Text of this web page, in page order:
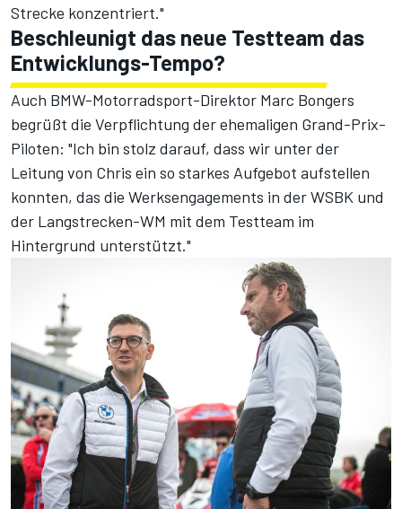
Strecke konzentriert."
Beschleunigt das neue Testteam das
Entwicklungs-Tempo?
Auch BMW-Motorradsport-Direktor Marc Bongers
begrüßt die Verpflichtung der ehemaligen Grand-Prix-
Piloten: "Ich bin stolz darauf, dass wir unter der
Leitung von Chris ein so starkes Aufgebot aufstellen
konnten, das die Werksengagements in der WSBK und
der Langstrecken-WM mit dem Testteam im
Hintergrund unterstützt."